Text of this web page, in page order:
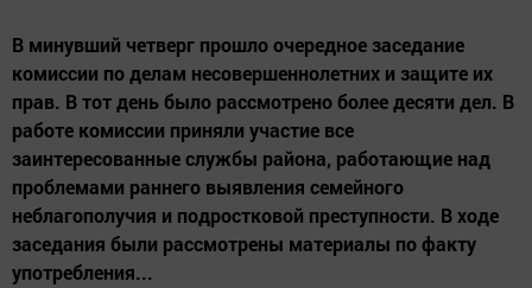
В минувший четверг прошло очередное заседание
комиссии по делам несовершеннолетних и защите их
прав. В тот день было рассмотрено более десяти дел. В
работе комиссии приняли участие все
заинтересованные службы района, работающие над
проблемами раннего выявления семейного
неблагополучия и подростковой преступности. В ходе
заседания были рассмотрены материалы по факту
употребления...